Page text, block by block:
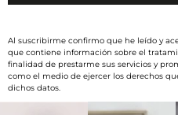
Al suscribirme confirmo que he leído y
que contiene información sobre el
finalidad de prestarme sus servicios y
como el medio de ejercer los derechos
dichos datos.